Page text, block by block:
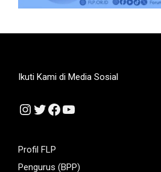
Ikuti Kami di Media Sosial
Instagram
Twitter
Facebook
YouTube
Profil FLP
Pengurus (BPP)